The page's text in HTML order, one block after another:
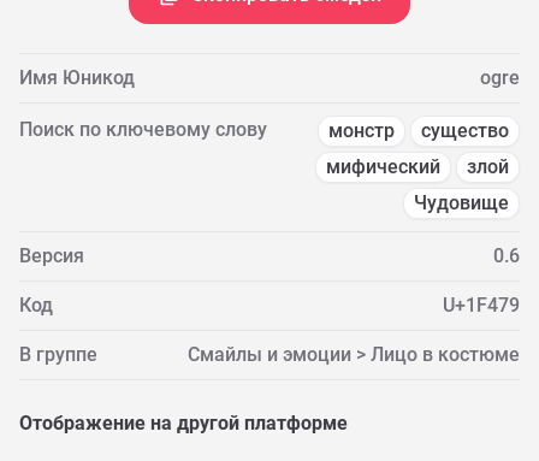
Имя Юникод ogre
Поиск по ключевому слову монстр
существо
мифический
злой
Чудовище
Версия 0.6
Код U+1F479
В группе Смайлы и эмоции > Лицо в костюме
Отображение на другой платформе